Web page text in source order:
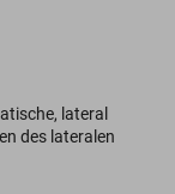
lateral
des lateralen